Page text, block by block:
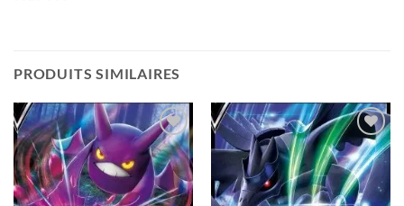
PRODUITS SIMILAIRES
Add to
wishlist
Add to
wishlist